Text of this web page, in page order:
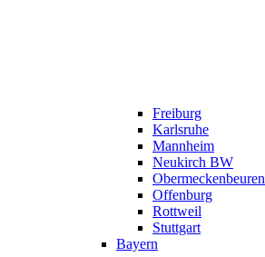
Freiburg
Karlsruhe
Mannheim
Neukirch BW
Obermeckenbeuren
Offenburg
Rottweil
Stuttgart
Bayern